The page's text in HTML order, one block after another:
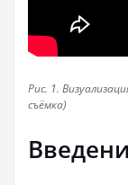
Рис. 1.
съёмка)